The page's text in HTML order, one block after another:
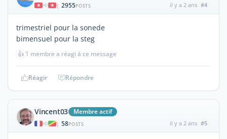
| 2955POSTS il y a 2 ans #4
trimestriel pour la sonede
bimensuel pour la steg
👍 1 membre a réagi à ce message
Réagir Répondre
Vincent03 Membre actif
| 58POSTS il y a 2 ans #5